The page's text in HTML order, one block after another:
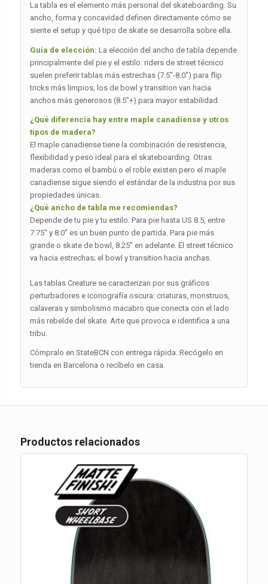
La tabla es el elemento más personal del skateboarding. Su
ancho, forma y concavidad definen directamente cómo se
siente el setup y qué tipo de skate se desarrolla sobre ella.
Guía de elección: La elección del ancho de tabla depende
principalmente del pie y el estilo: riders de street técnico
suelen preferir tablas más estrechas (7.5″-8.0″) para flip
tricks más limpios; los de bowl y transition van hacia
anchos más generosos (8.5″+) para mayor estabilidad.
¿Qué diferencia hay entre maple canadiense y otros
tipos de madera?
El maple canadiense tiene la combinación de resistencia,
flexibilidad y peso ideal para el skateboarding. Otras
maderas como el bambú o el roble existen pero el maple
canadiense sigue siendo el estándar de la industria por sus
propiedades únicas.
¿Qué ancho de tabla me recomiendas?
Depende de tu pie y tu estilo. Para pie hasta US 8.5, entre
7.75″ y 8.0″ es un buen punto de partida. Para pie más
grande o skate de bowl, 8.25″ en adelante. El street técnico
va hacia estrechas; el bowl y transition hacia anchas.
Las tablas Creature se caracterizan por sus gráficos
perturbadores e iconografía oscura: criaturas, monstruos,
calaveras y simbolismo macabro que conecta con el lado
más rebelde del skate. Arte que provoca e identifica a una
tribu.
Cómpralo en StateBCN con entrega rápida. Recógelo en
tienda en Barcelona o recíbelo en casa.
Productos relacionados